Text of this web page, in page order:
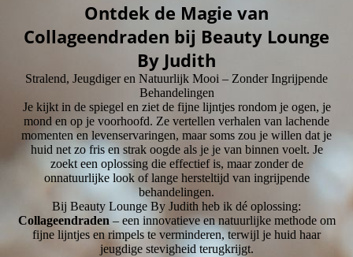
Ontdek de Magie van
Collageendraden bij Beauty Lounge
By Judith
Stralend, Jeugdiger en Natuurlijk Mooi – Zonder Ingrijpende
Behandelingen
Je kijkt in de spiegel en ziet de fijne lijntjes rondom je ogen, je
mond en op je voorhoofd. Ze vertellen verhalen van lachende
momenten en levenservaringen, maar soms zou je willen dat je
huid net zo fris en strak oogde als je je van binnen voelt. Je
zoekt een oplossing die effectief is, maar zonder de
onnatuurlijke look of lange hersteltijd van ingrijpende
behandelingen.
Bij Beauty Lounge By Judith heb ik dé oplossing:
Collageendraden– een innovatieve en natuurlijke methode om
fijne lijntjes en rimpels te verminderen, terwijl je huid haar
jeugdige stevigheid terugkrijgt.